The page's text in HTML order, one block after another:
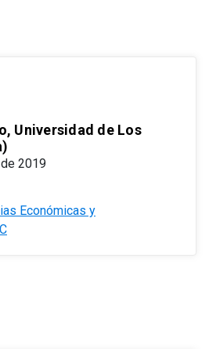
Universidad de Los
2019
Económicas y